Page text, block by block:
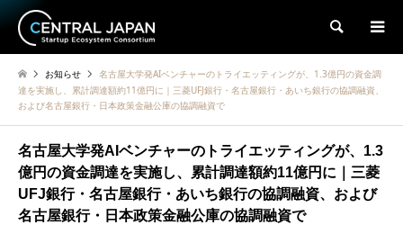
検索
お知らせ
名古屋大学発AIベンチャーのトライエッティングが、1.3億円の資金調
達を実施し、累計調達額約11億円に｜三菱UFJ銀行・名古屋銀行・あいち銀行の協調融資、
および名古屋銀行・日本政策金融公庫の協調融資で
名古屋大学発AIベンチャーのトライエッティングが、1.3
億円の資金調達を実施し、累計調達額約11億円に｜三菱
UFJ銀行・名古屋銀行・あいち銀行の協調融資、および
名古屋銀行・日本政策金融公庫の協調融資で